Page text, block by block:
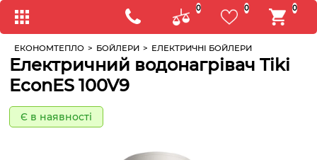
0 0 0
ЕКОНОМТЕПЛО > БОЙЛЕРИ > ЕЛЕКТРИЧНІ БОЙЛЕРИ
Електричний водонагрівач Tiki
EconES 100V9
Є в наявності